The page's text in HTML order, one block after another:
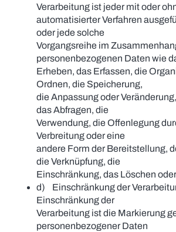
Verarbeitung ist jeder mit oder
automatisierter Verfahren
oder jede solche
Vorgangsreihe im
personenbezogenen Daten wie
Erheben, das Erfassen, die
Ordnen, die Speicherung,
die Anpassung oder
das Abfragen, die
Verwendung, die Offenlegung
Verbreitung oder eine
andere Form der Bereitstellung,
die Verknüpfung, die
Einschränkung, das Löschen
d) Einschränkung der
Einschränkung der
Verarbeitung ist die Markierung
personenbezogener Daten